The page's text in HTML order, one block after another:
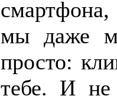
мы даже
просто:
тебе. И не